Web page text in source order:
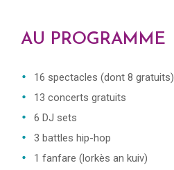
AU PROGRAMME
16 spectacles (dont 8 gratuits)
13 concerts gratuits
6 DJ sets
3 battles hip-hop
1 fanfare (lorkès an kuiv)